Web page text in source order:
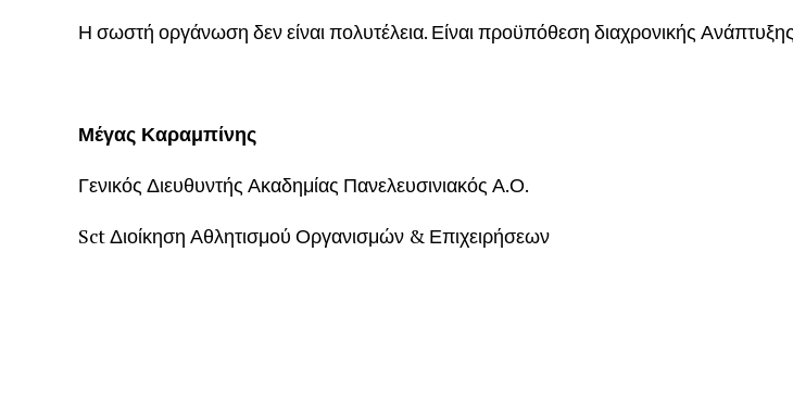
Η σωστή οργάνωση δεν είναι πολυτέλεια. Είναι προϋπόθεση διαχρονικής
Μέγας Καραμπίνης
Γενικός Διευθυντής Ακαδημίας Πανελευσινιακός Α.Ο.
Sct Διοίκηση Αθλητισμού Οργανισμών & Επιχειρήσεων